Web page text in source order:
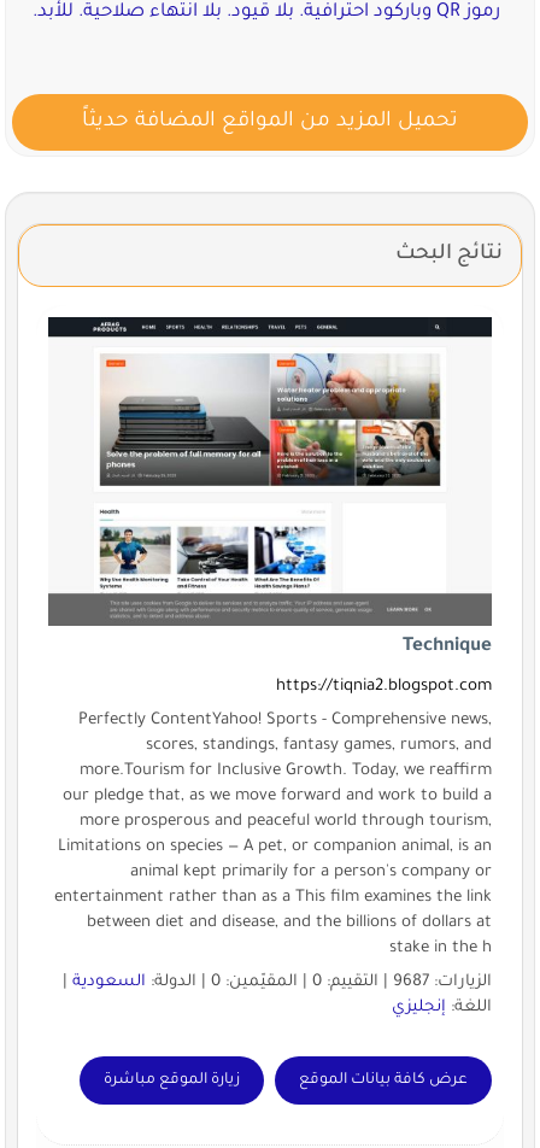
رموز QR وباركود احترافية. بلا قيود. بلا انتهاء صلاحية. للأبد.
تحميل المزيد من المواقع المضافة حديثاً
نتائج البحث
Technique
https://tiqnia2.blogspot.com
Perfectly ContentYahoo! Sports - Comprehensive news,
scores, standings, fantasy games, rumors, and
more.Tourism for Inclusive Growth. Today, we reaffirm
our pledge that, as we move forward and work to build a
more prosperous and peaceful world through tourism,
Limitations on species — A pet, or companion animal, is an
animal kept primarily for a person's company or
entertainment rather than as a This film examines the link
between diet and disease, and the billions of dollars at
stake in the h
الزيارات: 9687 | التقييم: 0 | المقيّمين: 0 | الدولة:
السعودية|
اللغة: إنجليزي
عرض كافة بيانات الموقع زيارة الموقع مباشرة